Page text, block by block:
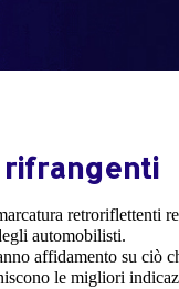
rifrangenti
retroriflettenti
automobilisti.
affidamento su ciò
le migliori